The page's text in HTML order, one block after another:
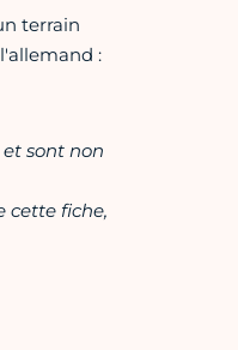
terrain
:
sont non
cette fiche,